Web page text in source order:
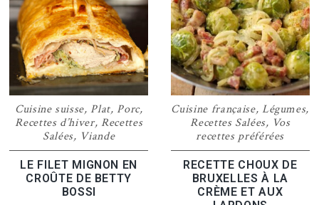
Cuisine suisse, Plat, Porc,
Recettes d’hiver, Recettes
Salées, Viande
LE FILET MIGNON EN
CROÛTE DE BETTY
BOSSI
Cuisine française, Légumes,
Recettes Salées, Vos
recettes préférées
RECETTE CHOUX DE
BRUXELLES À LA
CRÈME ET AUX